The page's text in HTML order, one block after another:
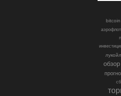
bitcoin
аэрофлот
лукойл